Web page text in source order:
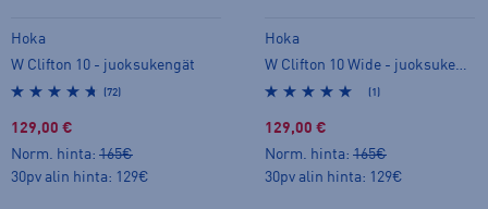
Hoka
W Clifton 10 - juoksukengät
(72)
129,00 €
Norm. hinta: 165€
30pv alin hinta: 129€
Hoka
W Clifton 10 Wide - juoksukengät
(1)
129,00 €
Norm. hinta: 165€
30pv alin hinta: 129€